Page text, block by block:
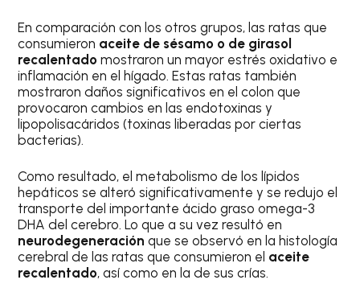
En comparación con los otros grupos, las ratas que
consumieron aceite de sésamo o de girasol
recalentadomostraron un mayor estrés oxidativo e
inflamación en el hígado. Estas ratas también
mostraron daños significativos en el colon que
provocaron cambios en las endotoxinas y
lipopolisacáridos (toxinas liberadas por ciertas
bacterias).
Como resultado, el metabolismo de los lípidos
hepáticos se alteró significativamente y se redujo el
transporte del importante ácido graso omega-3
DHA del cerebro. Lo que a su vez resultó en
neurodegeneración que se observó en la histología
cerebral de las ratas que consumieron el aceite
recalentado, así como en la de sus crías.